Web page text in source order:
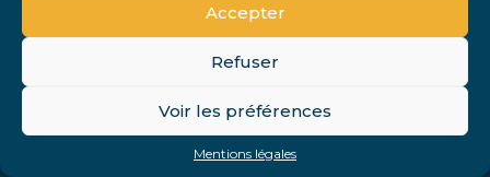
Accepter
Refuser
Voir les préférences
Mentions légalesPrincipale
Footer
PLAN DU SITE
MENTIONS LÉGALES
Conception et réalisation